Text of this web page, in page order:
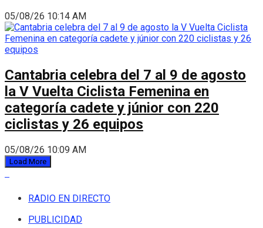
05/08/26 10:14 AM
Cantabria celebra del 7 al 9 de agosto
la V Vuelta Ciclista Femenina en
categoría cadete y júnior con 220
ciclistas y 26 equipos
05/08/26 10:09 AM
Load More
RADIO EN DIRECTO
PUBLICIDAD